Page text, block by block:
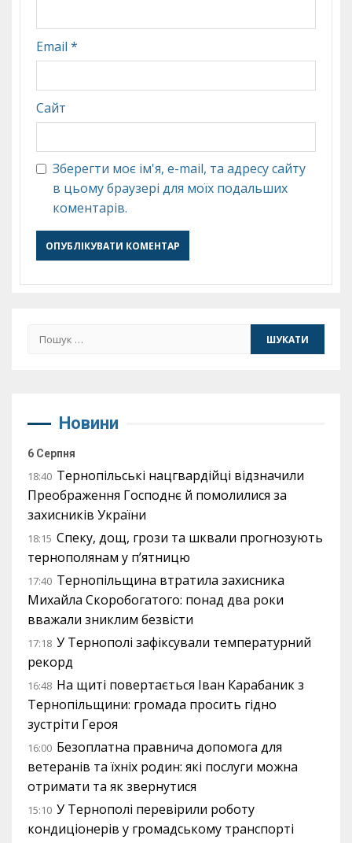
Email *
Сайт
Зберегти моє ім'я, e-mail, та адресу сайту
в цьому браузері для моїх подальших
коментарів.
Пошук:
Новини
6 Серпня
18:40 Тернопільські нацгвардійці відзначили
Преображення Господнє й помолилися за
захисників України
18:15 Спеку, дощ, грози та шквали прогнозують
тернополянам у п’ятницю
17:40 Тернопільщина втратила захисника
Михайла Скоробогатого: понад два роки
вважали зниклим безвісти
17:18 У Тернополі зафіксували температурний
рекорд
16:48 На щиті повертається Іван Карабаник з
Тернопільщини: громада просить гідно
зустріти Героя
16:00 Безоплатна правнича допомога для
ветеранів та їхніх родин: які послуги можна
отримати та як звернутися
15:10 У Тернополі перевірили роботу
кондиціонерів у громадському транспорті